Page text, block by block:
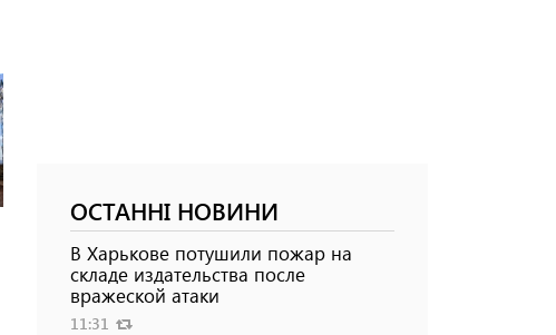
ОСТАННІ НОВИНИ
В Харькове потушили пожар на
складе издательства после
вражеской атаки
11:31